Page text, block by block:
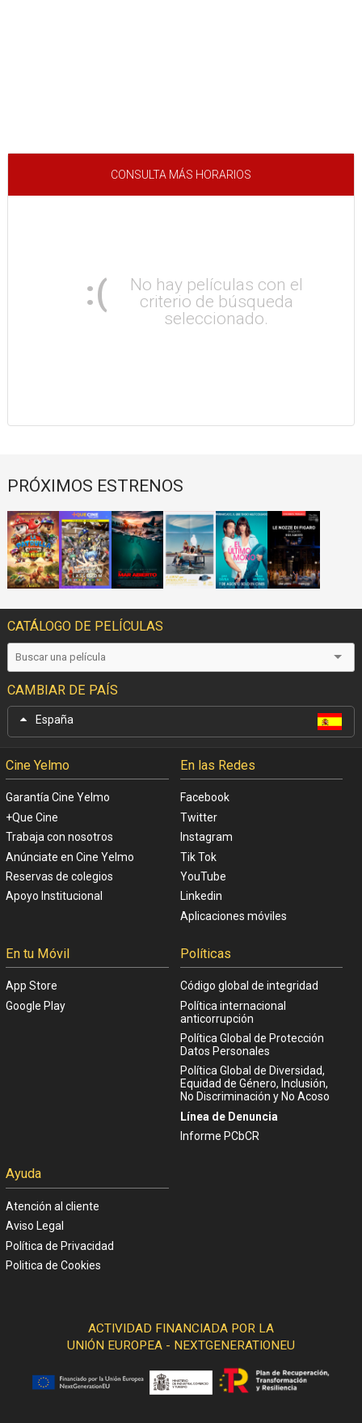
CONSULTA MÁS HORARIOS
:(
No hay películas con el
criterio de búsqueda
seleccionado.
PRÓXIMOS ESTRENOS
CATÁLOGO DE PELÍCULAS
CAMBIAR DE PAÍS
España
Cine Yelmo
Garantía Cine Yelmo
+Que Cine
Trabaja con nosotros
Anúnciate en Cine Yelmo
Reservas de colegios
Apoyo Institucional
En las Redes
Facebook
Twitter
Instagram
Tik Tok
YouTube
Linkedin
Aplicaciones móviles
En tu Móvil
App Store
Google Play
Políticas
Código global de integridad
Política internacional
anticorrupción
Política Global de Protección
Datos Personales
Política Global de Diversidad,
Equidad de Género, Inclusión,
No Discriminación y No Acoso
Línea de Denuncia
Informe PCbCR
Ayuda
Atención al cliente
Aviso Legal
Política de Privacidad
Politica de Cookies
ACTIVIDAD FINANCIADA POR LA
UNIÓN EUROPEA - NEXTGENERATIONEU